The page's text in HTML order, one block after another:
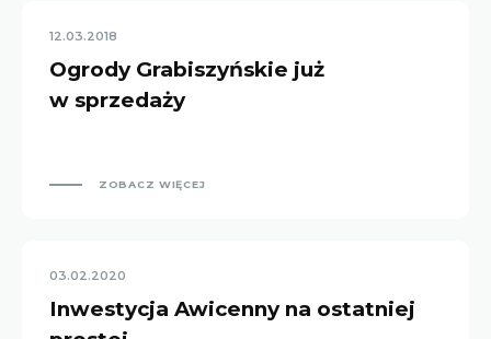
12.03.2018
Ogrody Grabiszyńskie już
w sprzedaży
ZOBACZ WIĘCEJ
03.02.2020
Inwestycja Awicenny na ostatniej